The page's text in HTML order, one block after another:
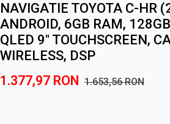
NAVIGATIE TOYOTA C-HR
ANDROID, 6GB RAM,
QLED 9" TOUCHSCREEN,
WIRELESS, DSP
1.377,97 RON 1.653,56RON